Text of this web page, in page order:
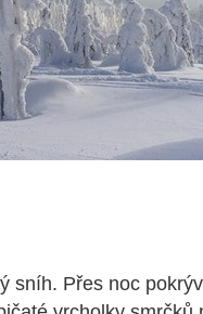
sníh. Přes noc